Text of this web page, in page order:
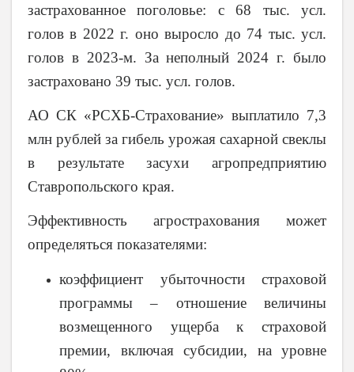
застрахованное поголовье: с 68 тыс. усл.
голов в 2022 г. оно выросло до 74 тыс. усл.
голов в 2023-м. За неполный 2024 г. было
застраховано 39 тыс. усл. голов.
АО СК «РСХБ-Страхование» выплатило 7,3
млн рублей за гибель урожая сахарной свеклы
в результате засухи агропредприятию
Ставропольского края.
Эффективность агрострахования может
определяться показателями:
коэффициент убыточности страховой
программы – отношение величины
возмещенного ущерба к страховой
премии, включая субсидии, на уровне